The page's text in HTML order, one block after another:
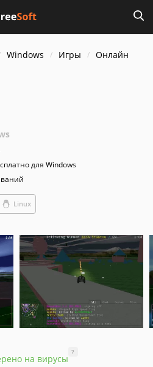
Windows Игры
Онлайн
для Windows
Linux
на вирусы
?